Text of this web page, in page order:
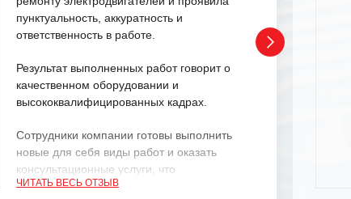
пунктуальность, аккуратность и
ответственность в работе.
Результат выполненных работ говорит о
качественном оборудовании и
высококвалифицированных кадрах.
Сотрудники компании готовы выполнить
новые для себя виды работ и оказать
консультационные услуги, что
характеризует их как профессионалов
ЧИТАТЬ ВЕСЬ ОТЗЫВ